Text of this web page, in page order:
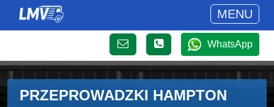
MENU
WhatsApp
PRZEPROWADZKI HAMPTON